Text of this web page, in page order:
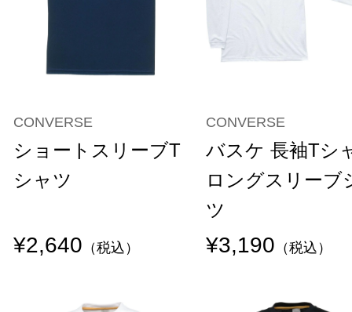
CONVERSE
ショートスリーブT
シャツ
¥2,640 （税込）
CONVERSE
バスケ 長袖Tシ
ロングスリーブ
ツ
¥3,190 （税込）